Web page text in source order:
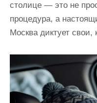
столице — это не
процедура, а
Москва диктует свои,